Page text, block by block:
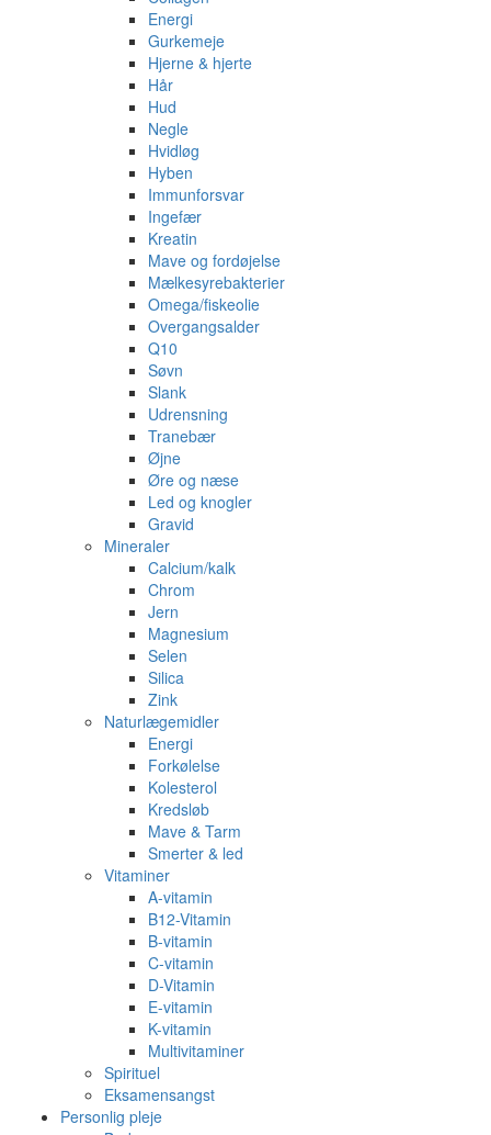
Energi
Gurkemeje
Hjerne & hjerte
Hår
Hud
Negle
Hvidløg
Hyben
Immunforsvar
Ingefær
Kreatin
Mave og fordøjelse
Mælkesyrebakterier
Omega/fiskeolie
Overgangsalder
Q10
Søvn
Slank
Udrensning
Tranebær
Øjne
Øre og næse
Led og knogler
Gravid
Mineraler
Calcium/kalk
Chrom
Jern
Magnesium
Selen
Silica
Zink
Naturlægemidler
Energi
Forkølelse
Kolesterol
Kredsløb
Mave & Tarm
Smerter & led
Vitaminer
A-vitamin
B12-Vitamin
B-vitamin
C-vitamin
D-Vitamin
E-vitamin
K-vitamin
Multivitaminer
Spirituel
Eksamensangst
Personlig pleje